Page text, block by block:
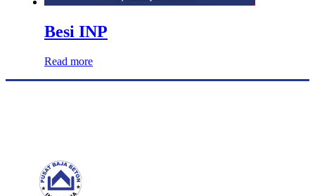
Besi INP
Read more